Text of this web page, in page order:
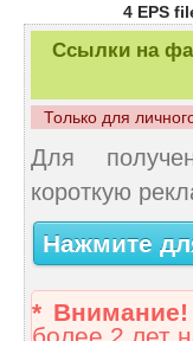
4 EPS
Ссылки на
Только для
Для
короткую
Нажмите
* Внимание!